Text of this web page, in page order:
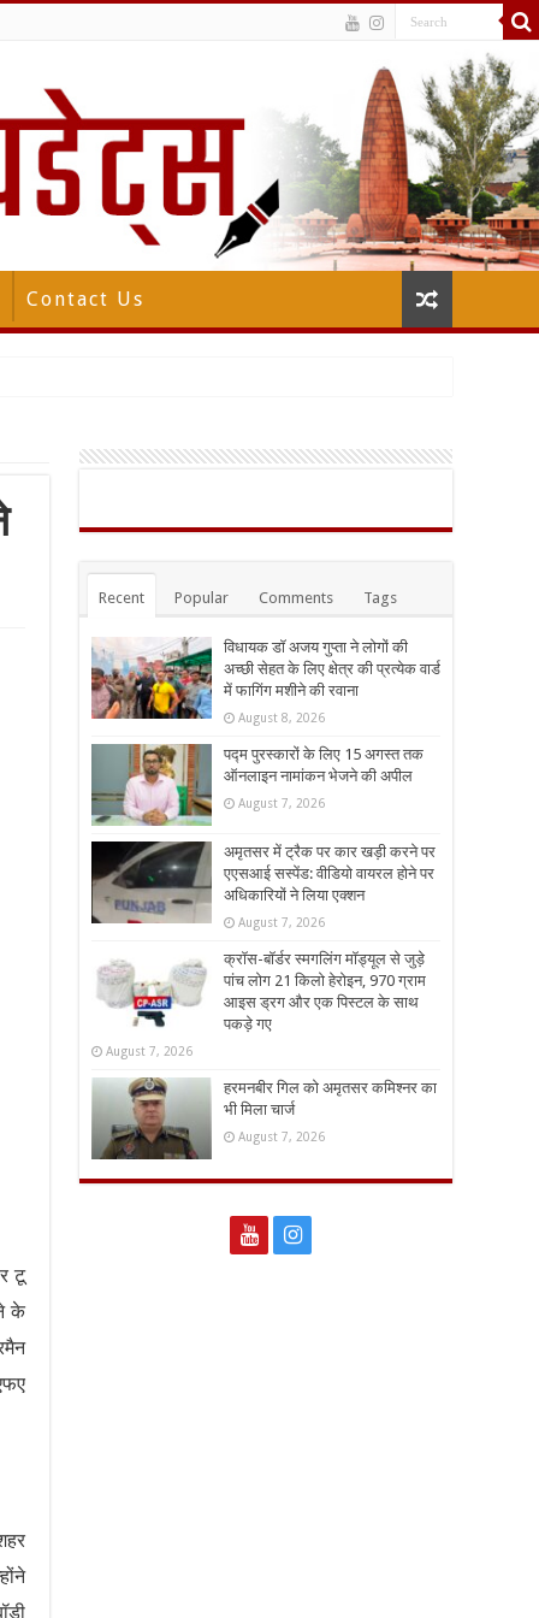
Contact Us
टू
के
Recent Popular Comments Tags
विधायक डॉ अजय गुप्ता ने लोगों की
अच्छी सेहत के लिए क्षेत्र की प्रत्येक वार्ड
में फागिंग मशीने की रवाना
August 8, 2026
पद्म पुरस्कारों के लिए 15 अगस्त तक
ऑनलाइन नामांकन भेजने की अपील
August 7, 2026
अमृतसर में ट्रैक पर कार खड़ी करने पर
एएसआई सस्पेंड: वीडियो वायरल होने पर
अधिकारियों ने लिया एक्शन
August 7, 2026
क्रॉस-बॉर्डर स्मगलिंग मॉड्यूल से जुड़े
पांच लोग 21 किलो हेरोइन, 970 ग्राम
आइस ड्रग और एक पिस्टल के साथ
पकड़े गए
August 7, 2026
हरमनबीर गिल को अमृतसर कमिश्नर का
भी मिला चार्ज
August 7, 2026